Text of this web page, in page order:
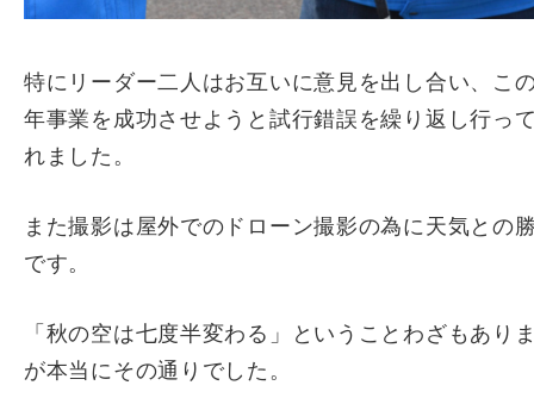
特にリーダー二人はお互いに意見を出し合い、こ
年事業を成功させようと試行錯誤を繰り返し行っ
れました。
また撮影は屋外でのドローン撮影の為に天気との
です。
「秋の空は七度半変わる」ということわざもあり
が本当にその通りでした。